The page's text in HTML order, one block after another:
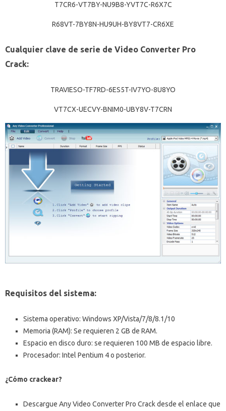
T7CR6-VT7BY-NU9B8-YVT7C-R6X7C
R68VT-7BY8N-HU9UH-BY8VT7-CR6XE
Cualquier clave de serie de Video Converter Pro
Crack:
TRAVIESO-TF7RD-6ES5T-IV7YO-8U8YO
VT7CX-UECVY-BNIM0-UBY8V-T7CRN
Requisitos del sistema:
Sistema operativo: Windows XP/Vista/7/8/8.1/10
Memoria (RAM): Se requieren 2 GB de RAM.
Espacio en disco duro: se requieren 100 MB de espacio libre.
Procesador: Intel Pentium 4 o posterior.
¿Cómo crackear?
Descargue Any Video Converter Pro Crack desde el enlace que